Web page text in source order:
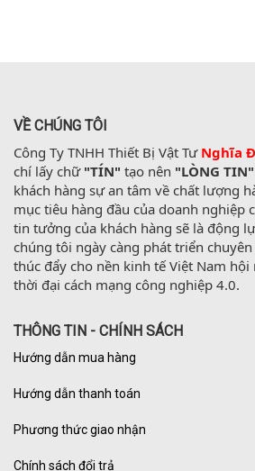
VỀ CHÚNG TÔI
Công Ty TNHH Thiết Bị Vật Tư Nghĩa
chí lấy chữ "TÍN" tạo nên "LÒNG TIN"
khách hàng sự an tâm về chất lượng
mục tiêu hàng đầu của doanh nghiệp
tin tưởng của khách hàng sẽ là động
chúng tôi ngày càng phát triển
thúc đẩy cho nền kinh tế Việt Nam
thời đại cách mạng công nghiệp 4.0.
THÔNG TIN - CHÍNH SÁCH
Hướng dẫn mua hàng
Hướng dẫn thanh toán
Phương thức giao nhận
Chính sách đổi trả